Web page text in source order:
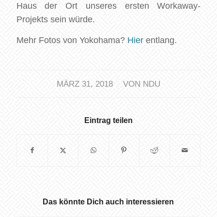
Haus der Ort unseres ersten Workaway-
Projekts sein würde.
Mehr Fotos von Yokohama? Hierentlang.
MÄRZ 31, 2018
/ VON NDU
Eintrag teilen
Das könnte Dich auch interessieren